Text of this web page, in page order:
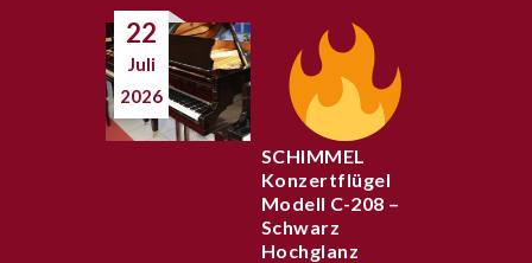
22
Juli
2026
SCHIMMEL
Konzertflügel
Modell C-208 –
Schwarz
Hochglanz